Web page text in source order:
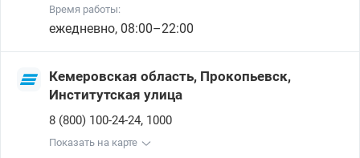
Время работы:
ежедневно, 08:00–22:00
Кемеровская область, Прокопьевск,
Институтская улица
8 (800) 100-24-24, 1000
Показать на карте